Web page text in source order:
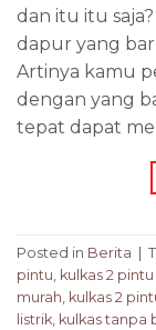
dan itu itu
dapur yang
Artinya kamu
dengan yang
tepat dapat
Posted in Berita
pintu, kulkas 2
murah, kulkas 2
listrik, kulkas tanpa